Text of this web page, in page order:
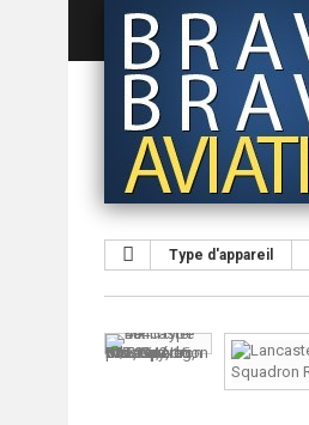
Type d'appareil